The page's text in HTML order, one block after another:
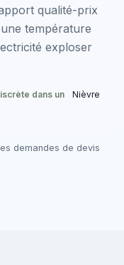
qualité-prix
température
exploser
dans un
Nièvre
demandes de devis